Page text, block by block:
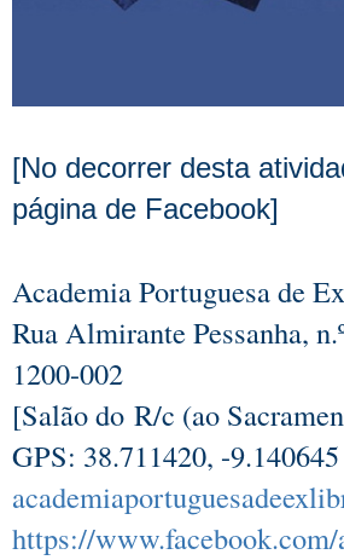
[No decorrer desta
página de Facebook]
Academia Portuguesa de
Rua Almirante Pessanha,
1200-002
[Salão do R/c (ao
GPS: 38.711420, -9.140645
https://